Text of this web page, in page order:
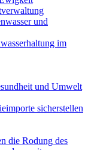
und
im
und Umwelt
sicherstellen
die Rodung des